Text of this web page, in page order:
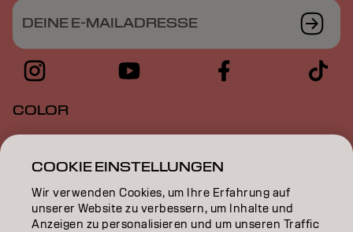
DEINE E-MAILADRESSE
COLOR
STYLING
COOKIE EINSTELLUNGEN
Wir verwenden Cookies, um Ihre Erfahrung auf
unserer Website zu verbessern, um Inhalte und
Anzeigen zu personalisieren und um unseren Traffic